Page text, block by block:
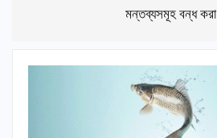
মন্তব্যসমূহ বন্ধ